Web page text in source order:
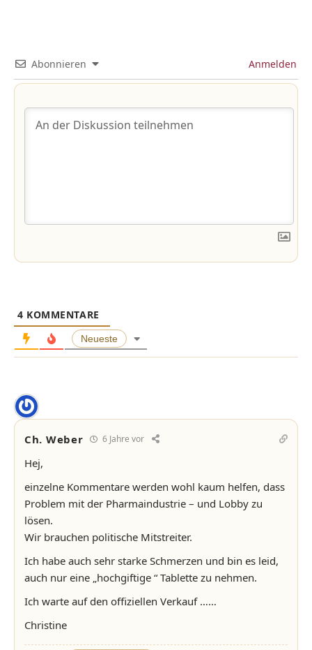
Abonnieren Anmelden
4 KOMMENTARE
Neueste
Ch. Weber 6 Jahre vor
Hej,
einzelne Kommentare werden wohl kaum helfen, dass
Problem mit der Pharmaindustrie – und Lobby zu
lösen.
Wir brauchen politische Mitstreiter.
Ich habe auch sehr starke Schmerzen und bin es leid,
auch nur eine „hochgiftige “ Tablette zu nehmen.
Ich warte auf den offiziellen Verkauf ……
Christine